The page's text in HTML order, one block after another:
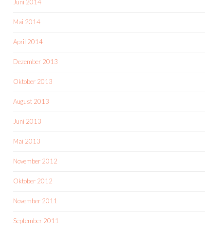
Juni 2014
Mai 2014
April 2014
Dezember 2013
Oktober 2013
August 2013
Juni 2013
Mai 2013
November 2012
Oktober 2012
November 2011
September 2011